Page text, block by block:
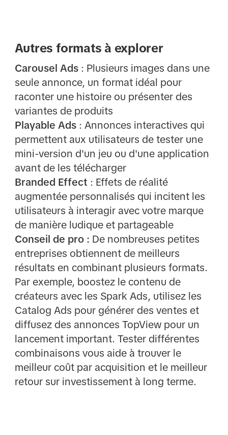
Autres formats à explorer
Carousel Ads: Plusieurs images dans une
seule annonce, un format idéal pour
raconter une histoire ou présenter des
variantes de produits
Playable Ads: Annonces interactives qui
permettent aux utilisateurs de tester une
mini-version d'un jeu ou d'une application
avant de les télécharger
Branded Effect : Effets de réalité
augmentée personnalisés qui incitent les
utilisateurs à interagir avec votre marque
de manière ludique et partageable
Conseil de pro : De nombreuses petites
entreprises obtiennent de meilleurs
résultats en combinant plusieurs formats.
Par exemple, boostez le contenu de
créateurs avec les Spark Ads, utilisez les
Catalog Ads pour générer des ventes et
diffusez des annonces TopView pour un
lancement important. Tester différentes
combinaisons vous aide à trouver le
meilleur coût par acquisition et le meilleur
retour sur investissement à long terme.